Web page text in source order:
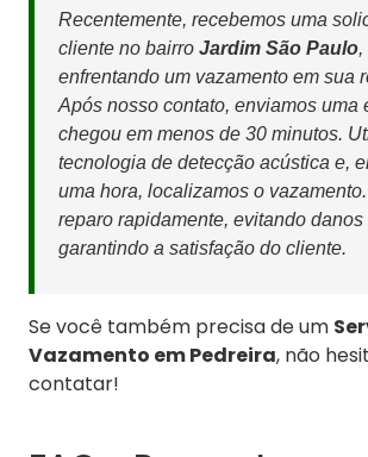
Recentemente, recebemos uma
cliente no bairro Jardim São Paulo,
enfrentando um vazamento em sua
Após nosso contato, enviamos uma
chegou em menos de 30 minutos.
tecnologia de detecção acústica e,
uma hora, localizamos o
reparo rapidamente, evitando danos
garantindo a satisfação do cliente.
Se você também precisa de um
Vazamento em Pedreira, não
contatar!